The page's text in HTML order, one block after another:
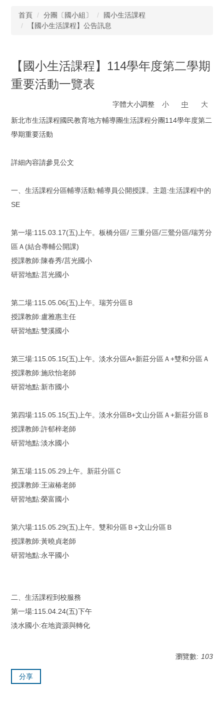
首頁 分團〔國小組〕
國小生活課程
【國小生活課程】公告訊息
【國小生活課程】114學年度第二學期
重要活動一覽表
字體大小調整 小 中
大
新北市生活課程國民教育地方輔導團生活課程分團114學年度第二
學期重要活動
詳細內容請參見公文
一、生活課程分區輔導活動:輔導員公開授課。主題:生活課程中的
SE
第一場:115.03.17(五)上午。板橋分區/ 三重分區/三鶯分區/瑞芳分
區Ａ(結合專輔公開課)
授課教師:陳春秀/莒光國小
研習地點:莒光國小
第二場:115.05.06(五)上午。瑞芳分區Ｂ
授課教師:盧雅惠主任
研習地點:雙溪國小
第三場:115.05.15(五)上午。淡水分區A+新莊分區Ａ+雙和分區Ａ
授課教師:施欣怡老師
研習地點:新市國小
第四場:115.05.15(五)上午。淡水分區B+文山分區Ａ+新莊分區Ｂ
授課教師:許郁梓老師
研習地點:淡水國小
第五場:115.05.29上午。新莊分區Ｃ
授課教師:王淑椿老師
研習地點:榮富國小
第六場:115.05.29(五)上午。雙和分區Ｂ+文山分區Ｂ
授課教師:黃曉貞老師
研習地點:永平國小
二、生活課程到校服務
第一場:115.04.24(五)下午
淡水國小:在地資源與轉化
瀏覽數: 103
分享